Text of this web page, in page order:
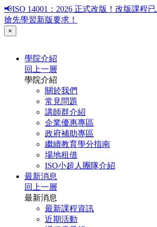
📢ISO 14001：2026 正式改版！改版課程
搶先學習新版要求！
×
學院介紹
回上一層
學院介紹
關於我們
常見問題
講師群介紹
企業優惠專區
政府補助專區
繼續教育學分指南
場地租借
ISO小超人團隊介紹
最新消息
回上一層
最新消息
最新課程資訊
近期活動